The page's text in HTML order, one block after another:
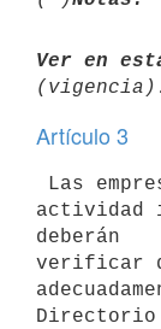
Ver en
Artículo 3
actividad
deberán
verificar
Directorio